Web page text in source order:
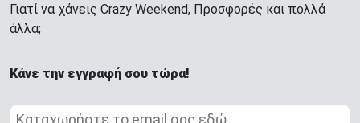
Γιατί να χάνεις Crazy Weekend, Προσφορές και πολλά
άλλα;
Κάνε την εγγραφή σου τώρα!